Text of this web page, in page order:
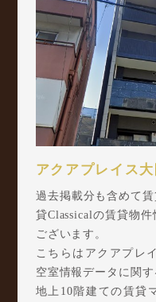
アクアプレイス
過去掲載分も含めて
貸Classicalの賃貸物
ございます。
こちらはアクアプレ
空室情報データに関す
地上10階建ての賃貸